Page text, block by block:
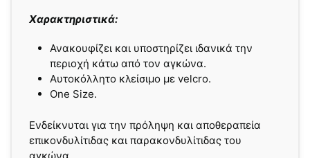
Χαρακτηριστικά:
Ανακουφίζει και υποστηρίζει ιδανικά την
περιοχή κάτω από τον αγκώνα.
Αυτοκόλλητο κλείσιμο με velcro.
One Size.
Ενδείκνυται για την πρόληψη και αποθεραπεία
επικονδυλίτιδας και παρακονδυλίτιδας του
αγκώνα.